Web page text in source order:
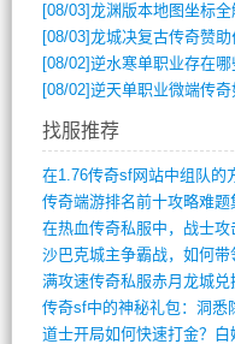
[08/03]龙渊版本地图坐标全解析，如何
[08/03]龙城决复古传奇赞助价
[08/02]逆水寒单职业存在哪些可利用漏洞
[08/02]逆天单职业微端传奇如何快速提
找服推荐
在1.76传奇sf网站中组队的
传奇端游排名前十攻略难题
在热血传奇私服中，战士